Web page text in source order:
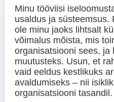
Minu tööviisi
usaldus ja süsteemsus.
ole minu jaoks lihtsalt
võimalus mõista, mis
organisatsiooni sees, ja
muutusteks. Usun, et
vaid eeldus kestlikuks
avaldumiseks – nii
organisatsiooni tasandil.